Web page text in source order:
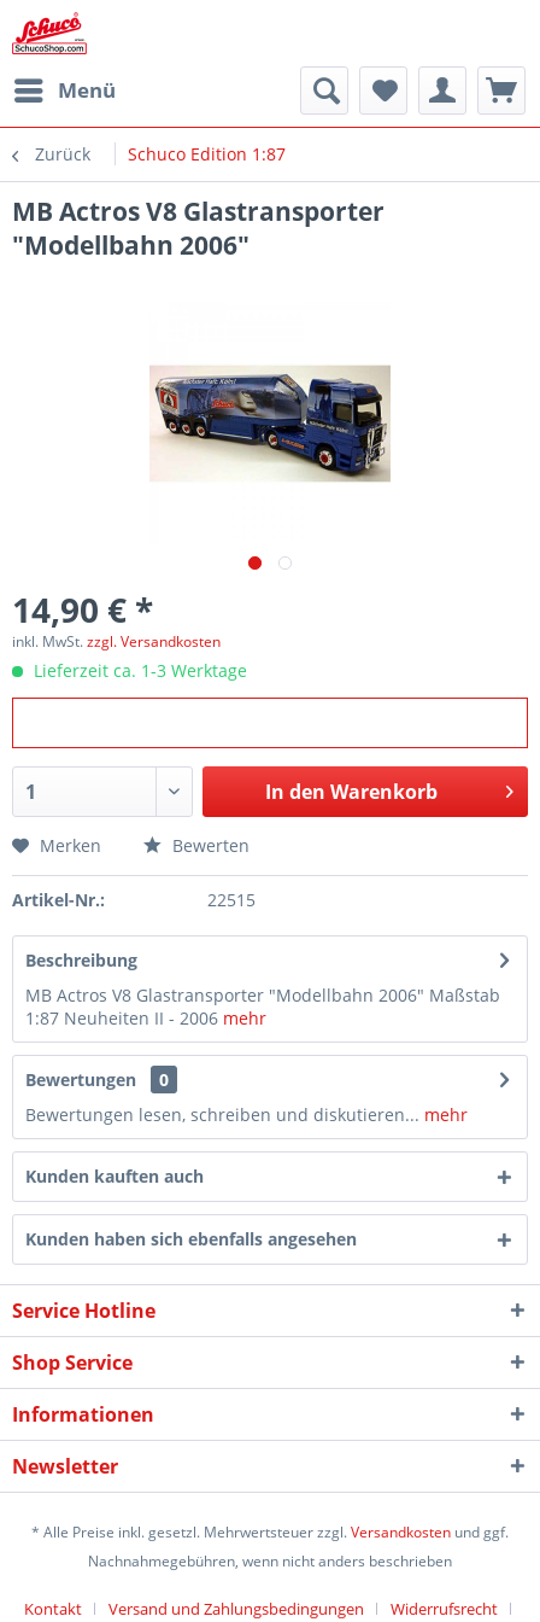
Menü
Zurück Schuco Edition 1:87
MB Actros V8 Glastransporter
"Modellbahn 2006"
14,90 € *
inkl. MwSt.zzgl. Versandkosten
Lieferzeit ca. 1-3 Werktage
In den Warenkorb
Merken Bewerten
Artikel-Nr.: 22515
Beschreibung
MB Actros V8 Glastransporter "Modellbahn 2006" Maßstab
1:87 Neuheiten II - 2006 mehr
Bewertungen
0
Bewertungen lesen, schreiben und diskutieren... mehr
Kunden kauften auch
Kunden haben sich ebenfalls angesehen
Service Hotline
Shop Service
Informationen
Newsletter
* Alle Preise inkl. gesetzl. Mehrwertsteuer zzgl.Versandkosten und ggf.
Nachnahmegebühren, wenn nicht anders beschrieben
Kontakt Versand und Zahlungsbedingungen Widerrufsrecht